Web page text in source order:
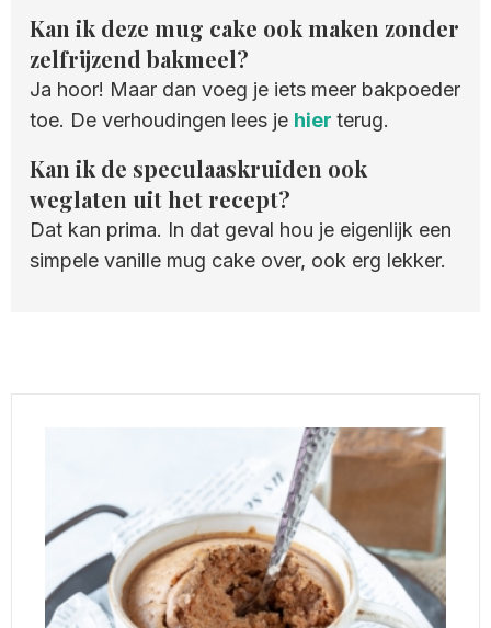
Kan ik deze mug cake ook maken zonder
zelfrijzend bakmeel?
Ja hoor! Maar dan voeg je iets meer bakpoeder
toe. De verhoudingen lees je hier terug.
Kan ik de speculaaskruiden ook
weglaten uit het recept?
Dat kan prima. In dat geval hou je eigenlijk een
simpele vanille mug cake over, ook erg lekker.